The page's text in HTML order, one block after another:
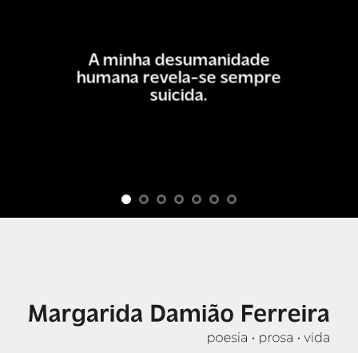
A minha desumanidade
humana revela-se sempre
suicida.